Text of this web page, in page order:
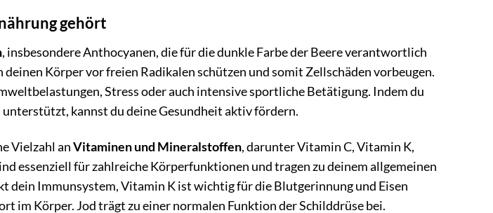
gehört
, insbesondere Anthocyanen, die für die dunkle Farbe der Beere verantwortlich
Körper vor freien Radikalen schützen und somit Zellschäden vorbeugen.
Stress oder auch intensive sportliche Betätigung. Indem du
kannst du deine Gesundheit aktiv fördern.
Vielzahl anVitaminen und Mineralstoffen, darunter Vitamin C, Vitamin K,
essenziell für zahlreiche Körperfunktionen und tragen zu deinem allgemeinen
dein Immunsystem, Vitamin K ist wichtig für die Blutgerinnung und Eisen
im Körper. Jod trägt zu einer normalen Funktion der Schilddrüse bei.